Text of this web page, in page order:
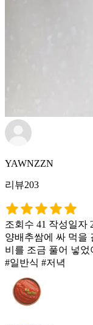
YAWNZZN
리뷰203
조회수 41 작성일자
양배추쌈에 싸 먹을
비를 조금 풀어 넣
#일반식 #저녁